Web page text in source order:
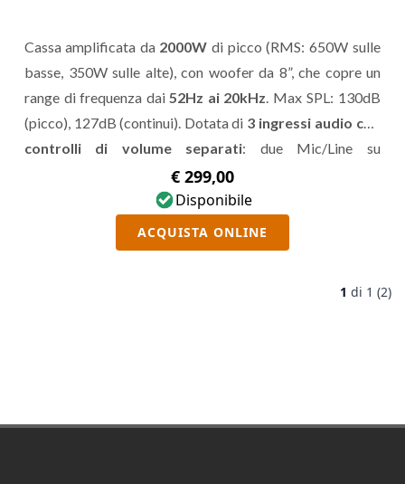
Cassa amplificata da 2000W di picco (RMS: 650W sulle
basse, 350W sulle alte), con woofer da 8”, che copre un
range di frequenza dai 52Hz ai 20kHz. Max SPL: 130dB
(picco), 127dB (continui). Dotata di 3 ingressi audio con
controlli di volume separati: due Mic/Line su
connettore Combo e uno wireless
stereo link). Funzioni DSP.
€ 299,00
Disponibile
ACQUISTA ONLINE
1 di 1 (2)